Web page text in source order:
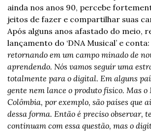
ainda nos anos 90, percebe
jeitos de fazer e compartilhar suas
Após alguns anos afastado do meio,
lançamento do ‘DNA Musical’ e conta:
retornando em um campo minado de
aprendendo. Nós vamos seguir uma
totalmente para o digital. Em alguns
gente nem lance o produto físico. Mas o
Colômbia, por exemplo, são países que
dessa forma. Então é preciso observar,
continuam com essa questão, mas o